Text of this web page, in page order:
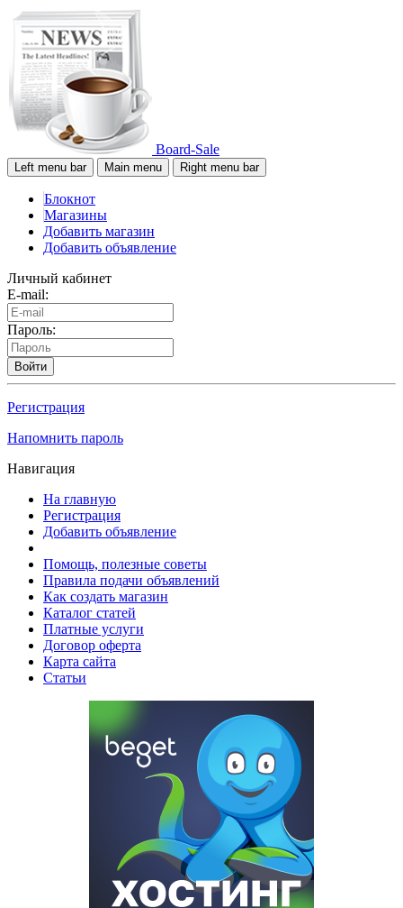
Board-Sale
Left menu bar Main menu Right menu bar
Блокнот
Магазины
Добавить магазин
Добавить объявление
Личный кабинет
E-mail:
Пароль:
Войти
Регистрация
Напомнить пароль
Навигация
На главную
Регистрация
Добавить объявление
Помощь, полезные советы
Правила подачи объявлений
Как создать магазин
Каталог статей
Платные услуги
Договор оферта
Карта сайта
Статьи